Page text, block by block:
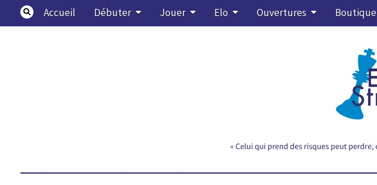
content
Accueil Débuter Jouer Elo Ouvertures Boutique